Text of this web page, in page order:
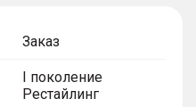
Заказ
I поколение
Рестайлинг